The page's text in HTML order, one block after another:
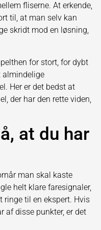
fliserne. At erkende,
til, at man selv kan
skridt mod en løsning,
for stort, for dybt
almindelige
Her er det bedst at
der har den rette viden,
at du har
man skal kaste
helt klare faresignaler,
til en ekspert. Hvis
af disse punkter, er det